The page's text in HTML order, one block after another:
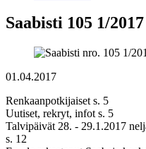
Saabisti 105 1/2017
01.04.2017
Renkaanpotkijaiset s. 5
Uutiset, rekryt, infot s. 5
Talvipäivät 28. - 29.1.2017
s. 12